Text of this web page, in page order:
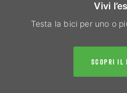
Vivi
Testa la bici per uno o
SCOPRI IL